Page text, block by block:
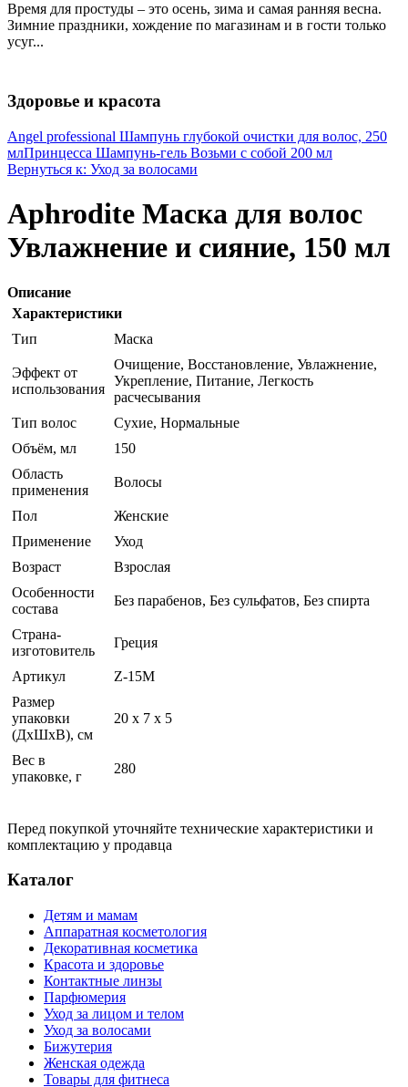
Время для простуды – это осень, зима и самая ранняя весна.
Зимние праздники, хождение по магазинам и в гости только
усуг...
Здоровье и красота
Angel professional Шампунь глубокой очистки для волос, 250
млПринцесса Шампунь-гель Возьми с собой 200 мл
Вернуться к: Уход за волосами
Aphrodite Маска для волос
Увлажнение и сияние, 150 мл
Описание
Характеристики
Тип
Маска
Эффект от
использования
Очищение, Восстановление, Увлажнение,
Укрепление, Питание, Легкость
расчесывания
Тип волос
Сухие, Нормальные
Объём, мл
150
Область
применения
Волосы
Пол
Женские
Применение
Уход
Возраст
Взрослая
Особенности
состава
Без парабенов, Без сульфатов, Без спирта
Страна-
изготовитель
Греция
Артикул
Z-15M
Размер
упаковки
(ДхШхВ), см
20 x 7 x 5
Вес в
упаковке, г
280
Перед покупкой уточняйте технические характеристики и
комплектацию у продавца
Каталог
Детям и мамам
Аппаратная косметология
Декоративная косметика
Красота и здоровье
Контактные линзы
Парфюмерия
Уход за лицом и телом
Уход за волосами
Бижутерия
Женская одежда
Товары для фитнеса